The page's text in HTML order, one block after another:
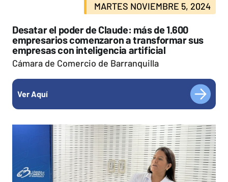
MARTES NOVIEMBRE 5, 2024
Desatar el poder de Claude: más de 1.600
empresarios comenzaron a transformar sus
empresas con inteligencia artificial
Cámara de Comercio de Barranquilla
Ver Aquí